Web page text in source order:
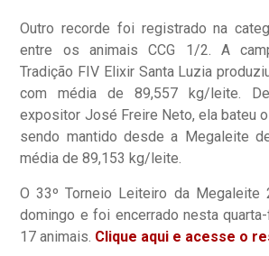
Outro recorde foi registrado na
entre os animais CCG 1/2. A
Tradição FIV Elixir Santa Luzia
com média de 89,557 kg/leite.
expositor José Freire Neto, ela bateu
sendo mantido desde a Megaleite
média de 89,153 kg/leite.
O 33º Torneio Leiteiro da Megaleite
domingo e foi encerrado nesta
17 animais. Clique aqui e acesse o